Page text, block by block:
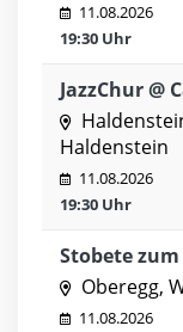
11.08.2026
19:30 Uhr
JazzChur @
Haldenstein
11.08.2026
19:30 Uhr
Stobete
Oberegg,
11.08.2026